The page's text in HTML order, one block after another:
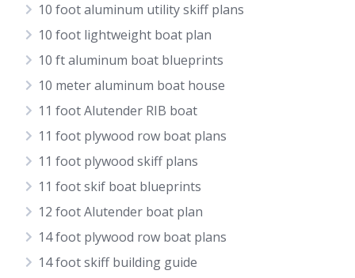
10 foot aluminum utility skiff plans
10 foot lightweight boat plan
10 ft aluminum boat blueprints
10 meter aluminum boat house
11 foot Alutender RIB boat
11 foot plywood row boat plans
11 foot plywood skiff plans
11 foot skif boat blueprints
12 foot Alutender boat plan
14 foot plywood row boat plans
14 foot skiff building guide